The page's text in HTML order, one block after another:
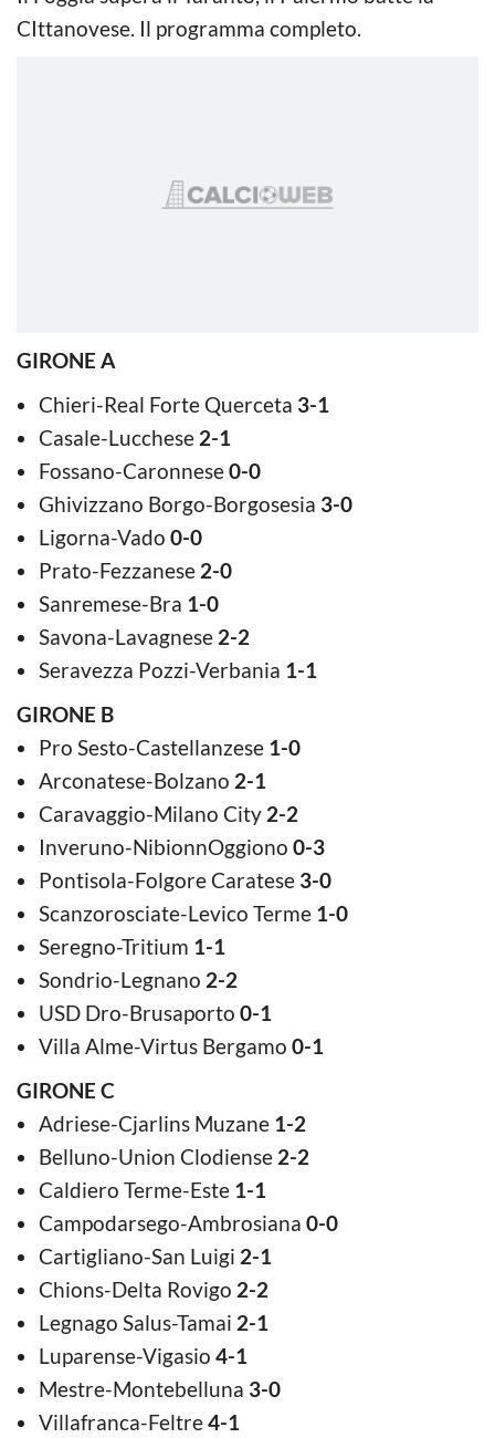
CIttanovese. Il programma completo.
GIRONE A
Chieri-Real Forte Querceta 3-1
Casale-Lucchese 2-1
Fossano-Caronnese0-0
Ghivizzano Borgo-Borgosesia 3-0
Ligorna-Vado 0-0
Prato-Fezzanese 2-0
Sanremese-Bra 1-0
Savona-Lavagnese 2-2
Seravezza Pozzi-Verbania 1-1
GIRONE B
Pro Sesto-Castellanzese 1-0
Arconatese-Bolzano 2-1
Caravaggio-Milano City 2-2
Inveruno-NibionnOggiono 0-3
Pontisola-Folgore Caratese 3-0
Scanzorosciate-Levico Terme 1-0
Seregno-Tritium 1-1
Sondrio-Legnano 2-2
USD Dro-Brusaporto 0-1
Villa Alme-Virtus Bergamo 0-1
GIRONE C
Adriese-Cjarlins Muzane 1-2
Belluno-Union Clodiense 2-2
Caldiero Terme-Este 1-1
Campodarsego-Ambrosiana 0-0
Cartigliano-San Luigi 2-1
Chions-Delta Rovigo 2-2
Legnago Salus-Tamai 2-1
Luparense-Vigasio 4-1
Mestre-Montebelluna 3-0
Villafranca-Feltre4-1